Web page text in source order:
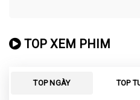
TOP XEM PHIM
TOP NGÀY TOP